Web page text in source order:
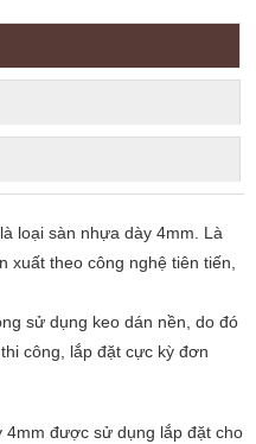
là loại sàn nhựa dày 4mm. Là
xuất theo công nghệ tiên tiến,
sử dụng keo dán nền, do đó
công, lắp đặt cực kỳ đơn
4mm được sử dụng lắp đặt cho